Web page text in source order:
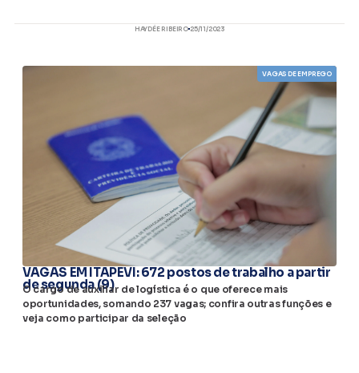
HAYDÉE RIBEIRO 25/11/2023
VAGAS DE EMPREGO
VAGAS EM ITAPEVI: 672 postos de trabalho a partir
de segunda (9)
O cargo de auxiliar de logística é o que oferece mais
oportunidades, somando 237 vagas; confira outras funções e
veja como participar da seleção